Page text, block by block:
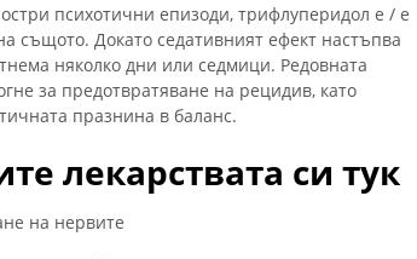
психотични епизоди, трифлуперидол е / е
същото. Докато седативният ефект настъпва
няколко дни или седмици. Редовната
за предотвратяване на рецидив, като
празнина в баланс.
лекарствата си тук
на нервите